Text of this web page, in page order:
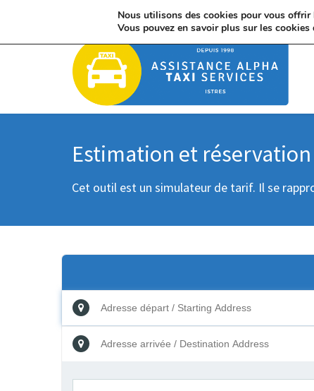
France : 06 85 32 06 21 / International : +33 685 320 621
Estimation et réservation
Cet outil est un simulateur de tarif. Il se
Nous utilisons des cookies pour vous
Vous pouvez en savoir plus sur les